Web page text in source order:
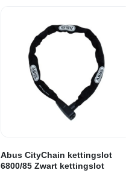
Abus CityChain kettingslot
6800/85 Zwart kettingslot